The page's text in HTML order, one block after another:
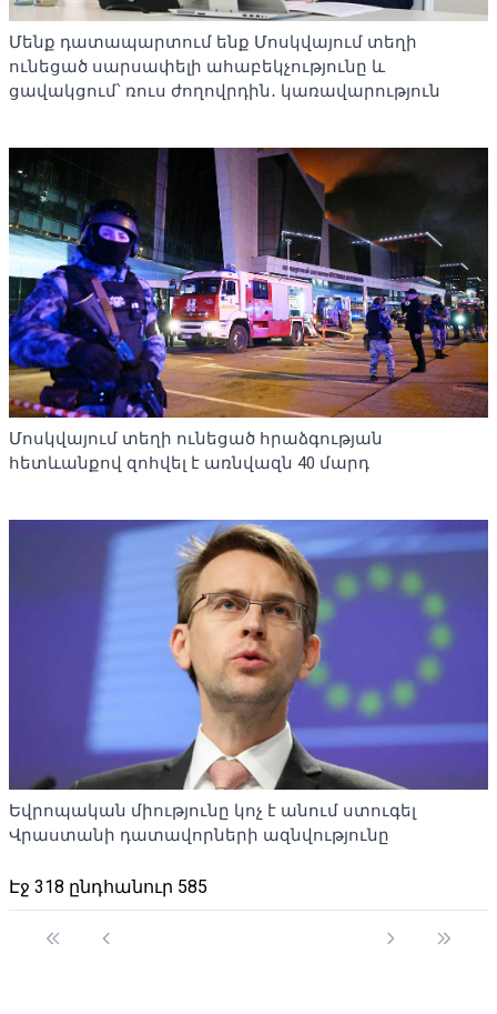
Մենք դատապարտում ենք Մոսկվայում տեղի
ունեցած սարսափելի ահաբեկչությունը և
ցավակցում՝ ռուս ժողովրդին․ կառավարություն
Մոսկվայում տեղի ունեցած հրաձգության
հետևանքով զոհվել է առնվազն 40 մարդ
Եվրոպական միությունը կոչ է անում ստուգել
Վրաստանի դատավորների ազնվությունը
Էջ 318 ընդհանուր 585